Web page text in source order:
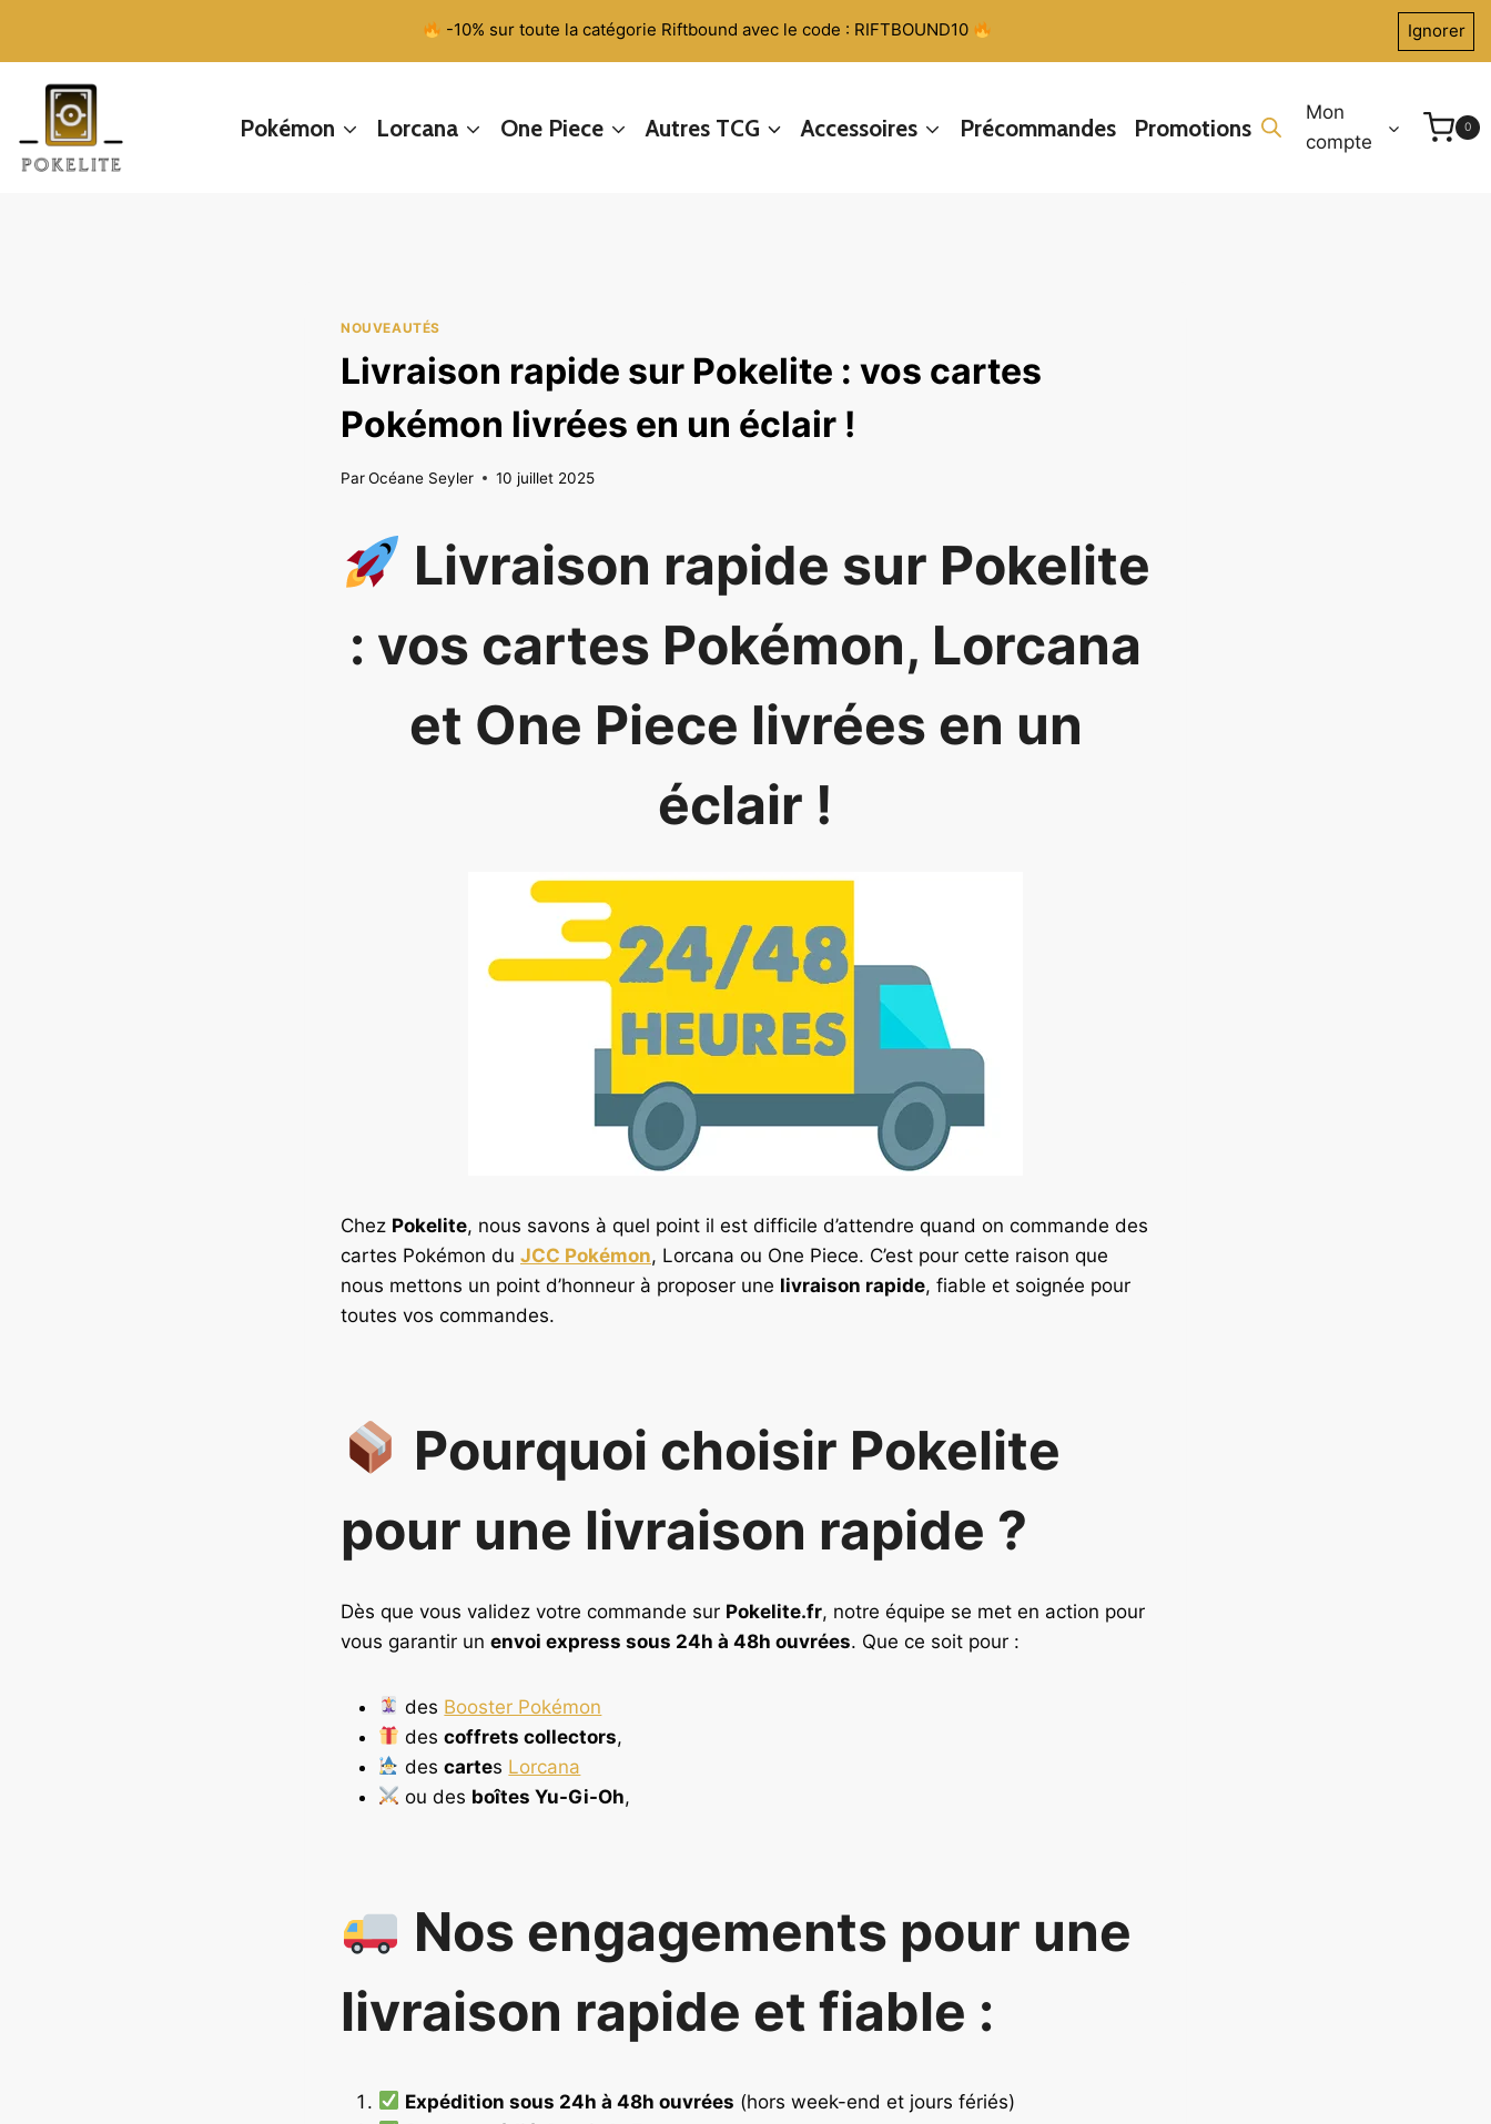
-10% sur toute la catégorie Riftbound avec le code : RIFTBOUND10 Ignorer
Pokémon Lorcana One Piece Autres TCG Accessoires Précommandes Promotions
Mon
compte
0
NOUVEAUTÉS
Livraison rapide sur Pokelite : vos cartes
Pokémon livrées en un éclair !
ParOcéane Seyler 10 juillet 2025
Livraison rapide sur Pokelite
: vos cartes Pokémon, Lorcana
et One Piece livrées en un
éclair !
Chez Pokelite, nous savons à quel point il est difficile d’attendre quand on commande des
cartes Pokémon du JCC Pokémon, Lorcana ou One Piece. C’est pour cette raison que
nous mettons un point d’honneur à proposer une livraison rapide, fiable et soignée pour
toutes vos commandes.
Pourquoi choisir Pokelite
pour une livraison rapide ?
Dès que vous validez votre commande sur Pokelite.fr, notre équipe se met en action pour
vous garantir un envoi express sous 24h à 48h ouvrées. Que ce soit pour :
des Booster Pokémon
descoffrets collectors,
descartes Lorcana
ou des boîtes Yu-Gi-Oh,
Nos engagements pour une
livraison rapide et fiable :
Expédition sous 24h à 48h ouvrées (hors week-end et jours fériés)